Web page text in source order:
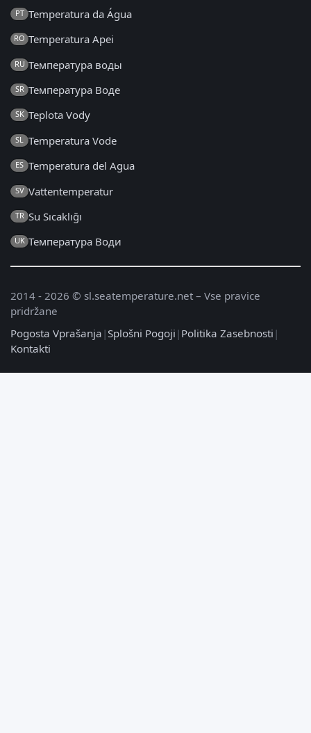
PT Temperatura da Água
RO Temperatura Apei
RU Температура воды
SR Температура Воде
SK Teplota Vody
SL Temperatura Vode
ES Temperatura del Agua
SV Vattentemperatur
TR Su Sıcaklığı
UK Температура Води
2014 - 2026 © sl.seatemperature.net – Vse pravice
pridržane
Pogosta Vprašanja | Splošni Pogoji | Politika Zasebnosti |
Kontakti